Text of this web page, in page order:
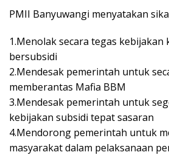
PMII Banyuwangi menyatakan
1.Menolak secara tegas kebijakan
bersubsidi
2.Mendesak pemerintah untuk
memberantas Mafia BBM
3.Mendesak pemerintah untuk
kebijakan subsidi tepat sasaran
4.Mendorong pemerintah untuk
masyarakat dalam pelaksanaan